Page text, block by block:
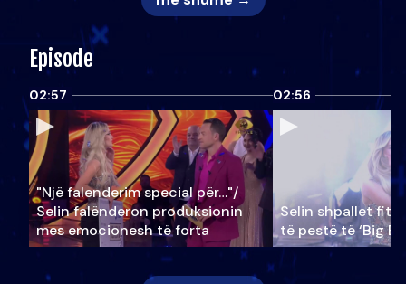
Episode
02:57
"Një falenderim special për…"/
Selin falënderon produksionin
mes emocionesh të forta
02:56
Selin shpallet
të pestë të ‘Big